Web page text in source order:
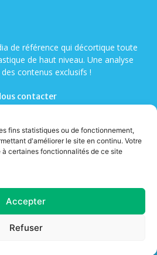
fins statistiques ou de fonctionnement,
d'améliorer le site en continu. Votre
à certaines fonctionnalités de ce site
Accepter
Refuser
de référence qui décortique toute
de haut niveau. Une analyse
contenus exclusifs !
contacter
Mentions légales